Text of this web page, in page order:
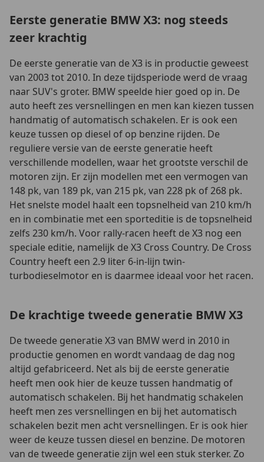
Eerste generatie BMW X3: nog steeds
zeer krachtig
De eerste generatie van de X3 is in productie geweest
van 2003 tot 2010. In deze tijdsperiode werd de vraag
naar SUV's groter. BMW speelde hier goed op in. De
auto heeft zes versnellingen en men kan kiezen tussen
handmatig of automatisch schakelen. Er is ook een
keuze tussen op diesel of op benzine rijden. De
reguliere versie van de eerste generatie heeft
verschillende modellen, waar het grootste verschil de
motoren zijn. Er zijn modellen met een vermogen van
148 pk, van 189 pk, van 215 pk, van 228 pk of 268 pk.
Het snelste model haalt een topsnelheid van 210 km/h
en in combinatie met een sporteditie is de topsnelheid
zelfs 230 km/h. Voor rally-racen heeft de X3 nog een
speciale editie, namelijk de X3 Cross Country. De Cross
Country heeft een 2.9 liter 6-in-lijn twin-
turbodieselmotor en is daarmee ideaal voor het racen.
De krachtige tweede generatie BMW X3
De tweede generatie X3 van BMW werd in 2010 in
productie genomen en wordt vandaag de dag nog
altijd gefabriceerd. Net als bij de eerste generatie
heeft men ook hier de keuze tussen handmatig of
automatisch schakelen. Bij het handmatig schakelen
heeft men zes versnellingen en bij het automatisch
schakelen bezit men acht versnellingen. Er is ook hier
weer de keuze tussen diesel en benzine. De motoren
van de tweede generatie zijn wel een stuk sterker. Zo